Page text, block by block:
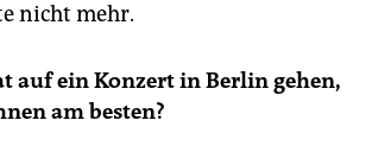
nicht mehr.
auf ein Konzert in Berlin gehen,
am besten?